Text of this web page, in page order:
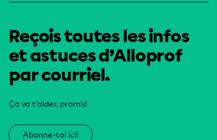
Reçois toutes les infos
et astuces d’Alloprof
par courriel.
Ça va t’aider, promis!
Abonne-toi ici!